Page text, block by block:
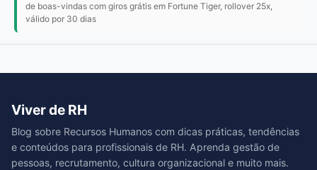
de boas-vindas com giros grátis em Fortune Tiger, rollover 25x,
válido por 30 dias
Viver de RH
Blog sobre Recursos Humanos com dicas práticas, tendências
e conteúdos para profissionais de RH. Aprenda gestão de
pessoas, recrutamento, cultura organizacional e muito mais.